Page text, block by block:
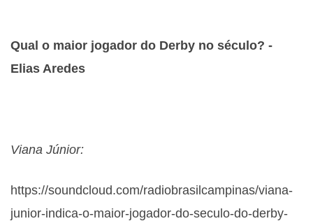
Qual o maior jogador do Derby no século? -
Elias Aredes
Viana Júnior:
https://soundcloud.com/radiobrasilcampinas/viana-
junior-indica-o-maior-jogador-do-seculo-do-derby-